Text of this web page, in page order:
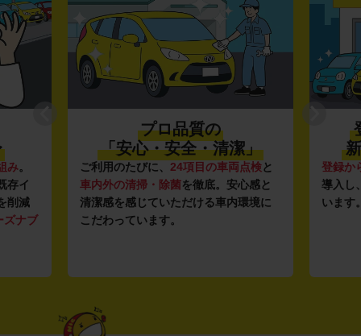
み。
存イ
削減
ズナブ
プロ品質の
「安心・安全・清潔」
ご利用のたびに、 24項目の車両点検と
車内外の清掃・除菌を徹底。安心感と
清潔感を感じていただける車内環境に
こだわっています。
登録か
導入し
います